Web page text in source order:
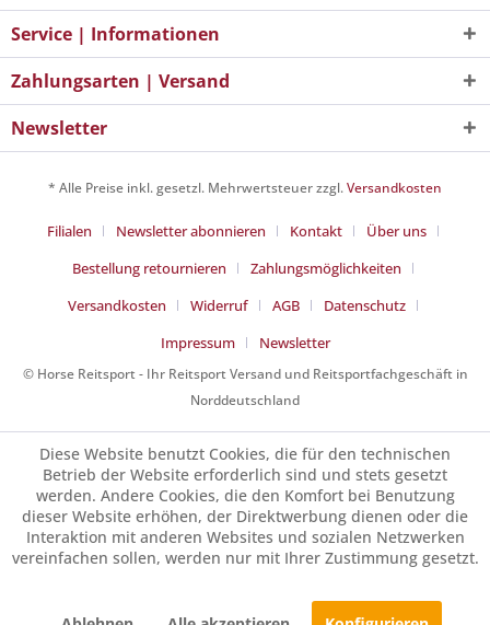
Service | Informationen
Zahlungsarten | Versand
Newsletter
* Alle Preise inkl. gesetzl. Mehrwertsteuer zzgl.Versandkosten
Filialen Newsletter abonnieren Kontakt
Über uns
Bestellung retournieren
Zahlungsmöglichkeiten
Versandkosten
Widerruf AGB
Datenschutz
Impressum
Newsletter
© Horse Reitsport - Ihr Reitsport Versand und Reitsportfachgeschäft in
Norddeutschland
Diese Website benutzt Cookies, die für den technischen
Betrieb der Website erforderlich sind und stets gesetzt
werden. Andere Cookies, die den Komfort bei Benutzung
dieser Website erhöhen, der Direktwerbung dienen oder die
Interaktion mit anderen Websites und sozialen Netzwerken
vereinfachen sollen, werden nur mit Ihrer Zustimmung gesetzt.